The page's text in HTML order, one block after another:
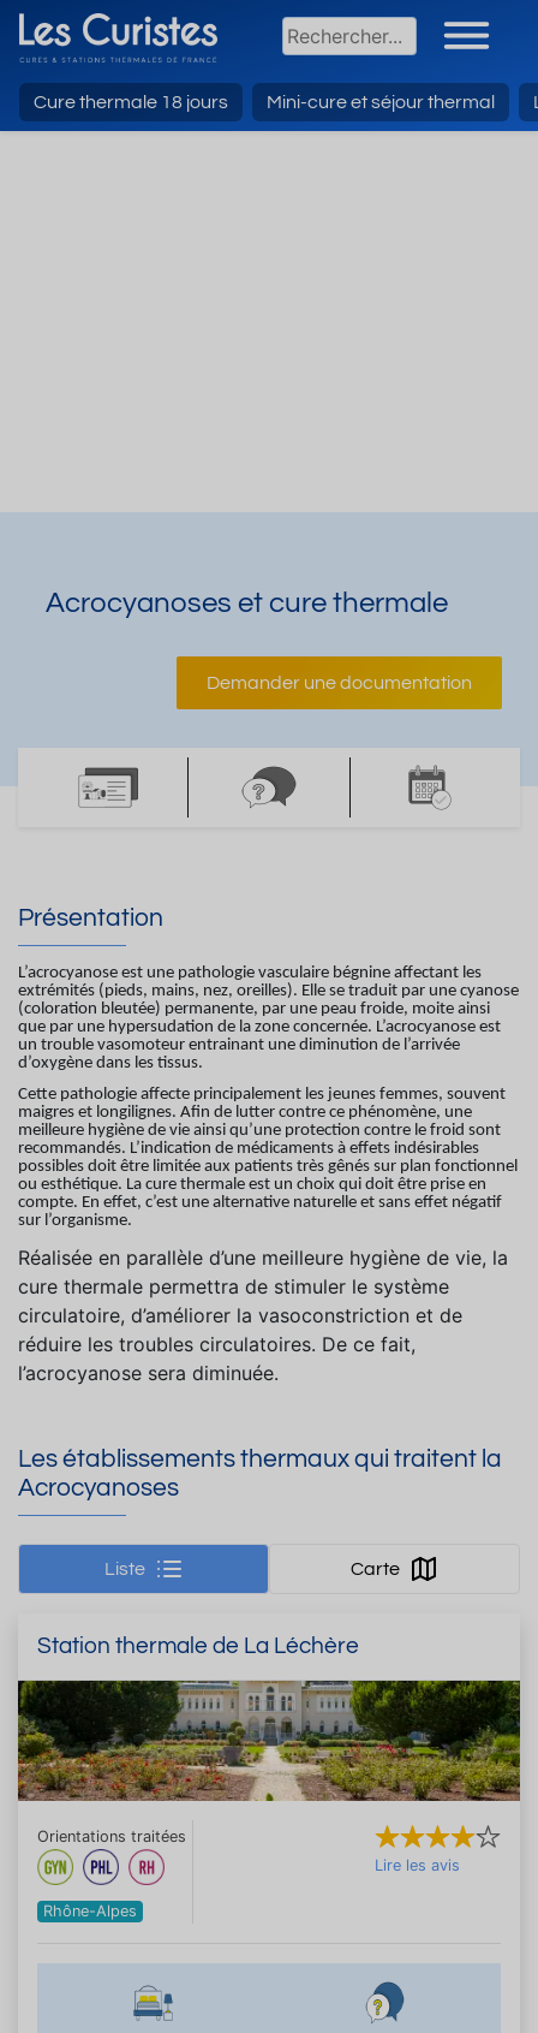
Cure thermale 18 jours Mini-cure et séjour thermal
Acrocyanoses et cure thermale
Demander une documentation
Présentation
L’acrocyanose est une pathologie vasculaire bégnine affectant les
extrémités (pieds, mains, nez, oreilles). Elle se traduit par une cyanose
(coloration bleutée) permanente, par une peau froide, moite ainsi
que par une hypersudation de la zone concernée. L’acrocyanose est
un trouble vasomoteur entrainant une diminution de l’arrivée
d’oxygène dans les tissus.
Cette pathologie affecte principalement les jeunes femmes, souvent
maigres et longilignes. Afin de lutter contre ce phénomène, une
meilleure hygiène de vie ainsi qu’une protection contre le froid sont
recommandés. L’indication de médicaments à effets indésirables
possibles doit être limitée aux patients très gênés sur plan fonctionnel
ou esthétique. La cure thermale est un choix qui doit être prise en
compte. En effet, c’est une alternative naturelle et sans effet négatif
sur l’organisme.
Réalisée en parallèle d’une meilleure hygiène de vie, la
cure thermale permettra de stimuler le système
circulatoire, d’améliorer la vasoconstriction et de
réduire les troubles circulatoires. De ce fait,
l’acrocyanose sera diminuée.
Les établissements thermaux qui traitent la
Acrocyanoses
Liste Carte
Station thermale de La Léchère
Orientations traitées
Rhône-Alpes
Lire les avis